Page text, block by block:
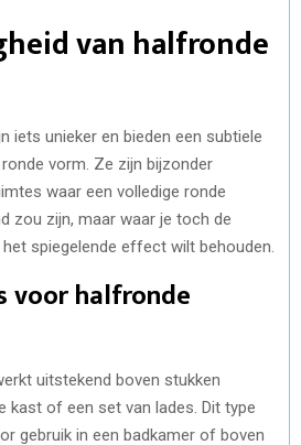
van halfronde
iets unieker en bieden een subtiele
vorm. Ze zijn bijzonder
waar een volledige ronde
zou zijn, maar waar je toch de
spiegelende effect wilt behouden.
voor halfronde
uitstekend boven stukken
kast of een set van lades. Dit type
gebruik in een badkamer of boven